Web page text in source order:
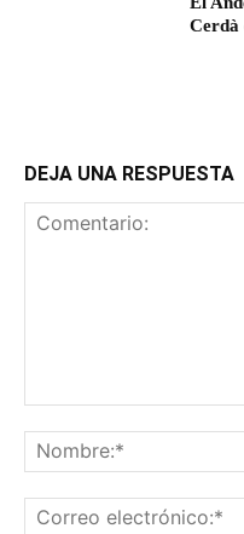
Cerdà
DEJA UNA RESPUESTA